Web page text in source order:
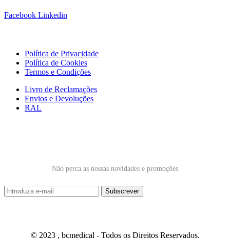
Facebook Linkedin
Política de Privacidade
Política de Cookies
Termos e Condições
Livro de Reclamações
Envios e Devoluções
RAL
Não perca as nossas novidades e promoções
© 2023 , bcmedical - Todos os Direitos Reservados.